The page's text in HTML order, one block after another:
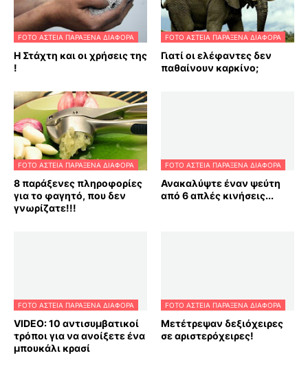
FOTO ΑΣΤΕΙΑ ΠΑΡΑΞΕΝΑ ΔΙΑΦΟΡΑ
Η Στάχτη και οι χρήσεις της
!
FOTO ΑΣΤΕΙΑ ΠΑΡΑΞΕΝΑ ΔΙΑΦΟΡΑ
Γιατί οι ελέφαντες δεν
παθαίνουν καρκίνο;
FOTO ΑΣΤΕΙΑ ΠΑΡΑΞΕΝΑ ΔΙΑΦΟΡΑ
8 παράξενες πληροφορίες
για το φαγητό, που δεν
γνωρίζατε!!!
FOTO ΑΣΤΕΙΑ ΠΑΡΑΞΕΝΑ ΔΙΑΦΟΡΑ
Ανακαλύψτε έναν ψεύτη
από 6 απλές κινήσεις...
FOTO ΑΣΤΕΙΑ ΠΑΡΑΞΕΝΑ ΔΙΑΦΟΡΑ
VIDEO: 10 αντισυμβατικοί
τρόποι για να ανοίξετε ένα
μπουκάλι κρασί
FOTO ΑΣΤΕΙΑ ΠΑΡΑΞΕΝΑ ΔΙΑΦΟΡΑ
Μετέτρεψαν δεξιόχειρες
σε αριστερόχειρες!